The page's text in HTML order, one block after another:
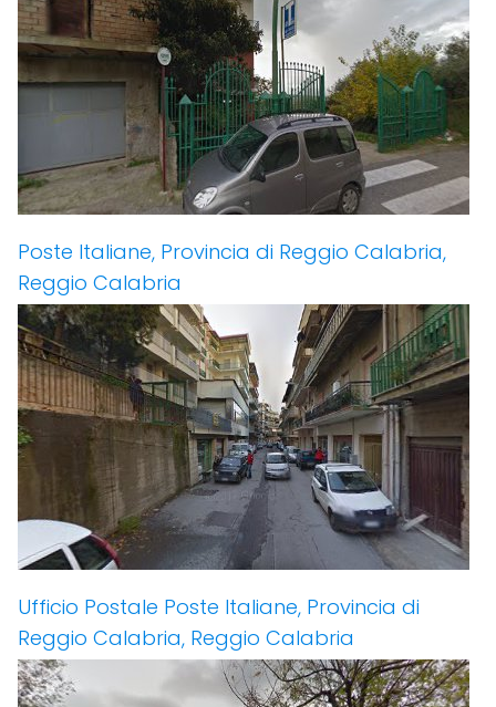
Poste Italiane, Provincia di Reggio Calabria,
Reggio Calabria
Ufficio Postale Poste Italiane, Provincia di
Reggio Calabria, Reggio Calabria